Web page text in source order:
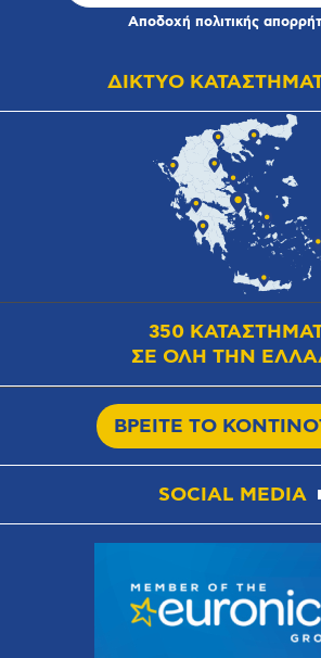
Αποδοχή πολιτικής
ΔΙΚΤΥΟ
350
ΣΕ ΟΛΗ ΤΗΝ
ΒΡΕΙΤΕ ΤΟ
SOCIAL MEDIA